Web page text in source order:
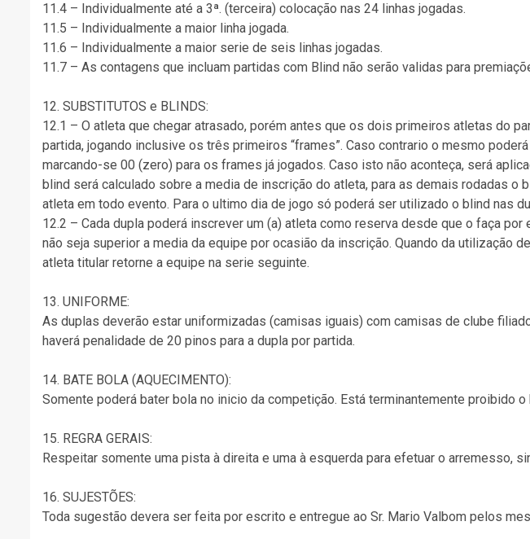
11.4 – Individualmente até a 3ª. (terceira) colocação nas 24 linhas jogadas.
11.5 – Individualmente a maior linha jogada.
11.6 – Individualmente a maior serie de seis linhas jogadas.
11.7 – As contagens que incluam partidas com Blind não serão validas para
12. SUBSTITUTOS e BLINDS:
12.1 – O atleta que chegar atrasado, porém antes que os dois primeiros atletas do
partida, jogando inclusive os três primeiros “frames”. Caso contrario o mesmo
marcando-se 00 (zero) para os frames já jogados. Caso isto não aconteça, será
blind será calculado sobre a media de inscrição do atleta, para as demais rodadas
atleta em todo evento. Para o ultimo dia de jogo só poderá ser utilizado o blind nas
12.2 – Cada dupla poderá inscrever um (a) atleta como reserva desde que o faça
não seja superior a media da equipe por ocasião da inscrição. Quando da utilização
atleta titular retorne a equipe na serie seguinte.
13. UNIFORME:
As duplas deverão estar uniformizadas (camisas iguais) com camisas de clube
haverá penalidade de 20 pinos para a dupla por partida.
14. BATE BOLA (AQUECIMENTO):
Somente poderá bater bola no inicio da competição. Está terminantemente proibido
15. REGRA GERAIS:
Respeitar somente uma pista à direita e uma à esquerda para efetuar o arremesso,
16. SUJESTÕES:
Toda sugestão devera ser feita por escrito e entregue ao Sr. Mario Valbom pelos